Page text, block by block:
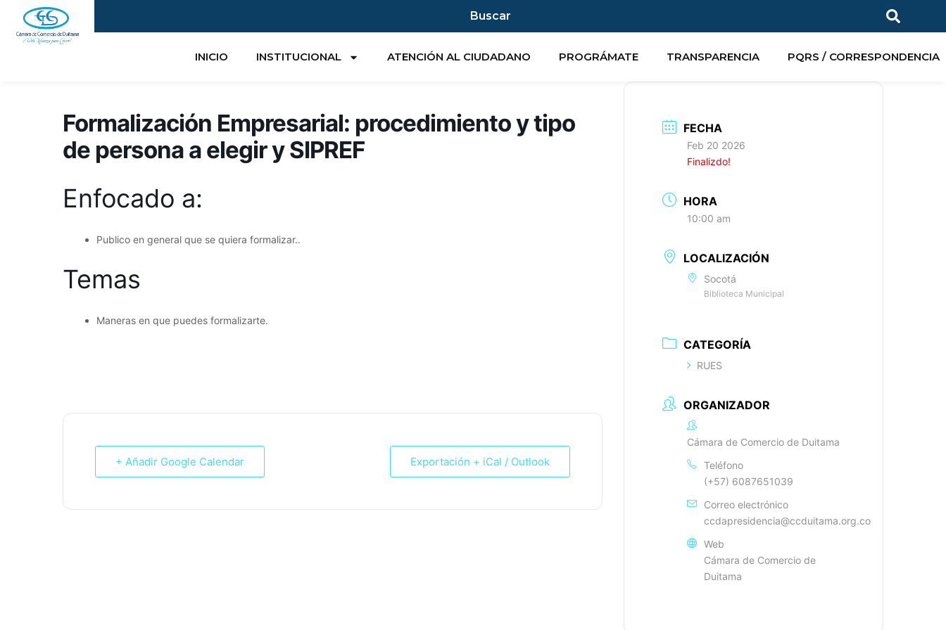
contenido
Buscar
INICIO INSTITUCIONAL ATENCIÓN AL CIUDADANO PROGRÁMATE TRANSPARENCIA PQRS / CORRESPONDENCIA
Formalización Empresarial: procedimiento y tipo
de persona a elegir y SIPREF
Enfocado a:
Publico en general que se quiera formalizar..
Temas
Maneras en que puedes formalizarte.
+ Añadir Google Calendar Exportación + iCal / Outlook
FECHA
Feb 20 2026
Finalizdo!
HORA
10:00 am
LOCALIZACIÓN
Socotá
Biblioteca Municipal
CATEGORÍA
RUES
ORGANIZADOR
Cámara de Comercio de Duitama
Teléfono
(+57) 6087651039
Correo electrónico
ccdapresidencia@ccduitama.org.co
Web
Cámara de Comercio de
Duitama